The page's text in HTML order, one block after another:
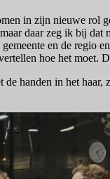
in zijn nieuwe rol
daar zeg ik bij dat
en de regio
hoe het moet.
de handen in het